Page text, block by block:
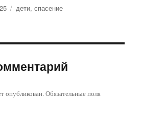
Метки
дети,спасение
опубликован.Обязательные поля